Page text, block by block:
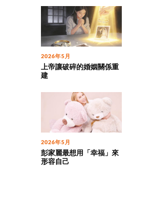
2026年5月
上帝讓破碎的婚姻關係重
建
2026年5月
彭家麗最想用「幸福」來
形容自己